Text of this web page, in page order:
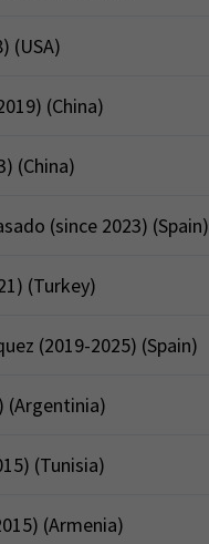
(USA)
(China)
(China)
(since 2023) (Spain)
(Turkey)
(2019-2025) (Spain)
(Argentinia)
(Tunisia)
(Armenia)